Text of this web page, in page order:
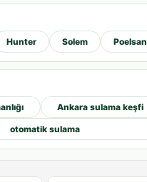
Hunter Solem Poelsan
Ankara sulama keşfi
otomatik sulama